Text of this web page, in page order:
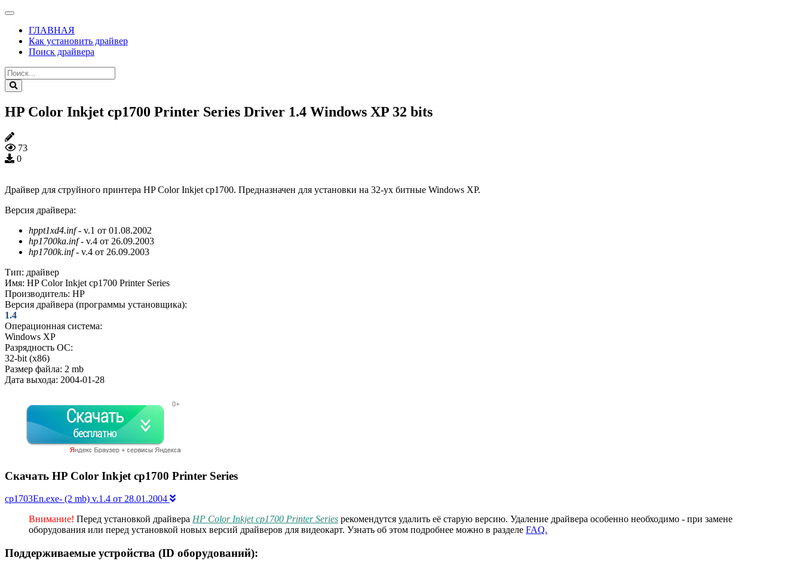
ГЛАВНАЯ
Как установить драйвер
Поиск драйвера
HP Color Inkjet cp1700 Printer Series Driver 1.4 Windows XP 32 bits
73
0
Драйвер для струйного принтера HP Color Inkjet cp1700. Предназначен для установки на 32-ух битные Windows XP.
Версия драйвера:
hppt1xd4.inf- v.1 от 01.08.2002
hp1700ka.inf- v.4 от 26.09.2003
hp1700k.inf- v.4 от 26.09.2003
Тип: драйвер
Имя: HP Color Inkjet cp1700 Printer Series
Производитель: HP
Версия драйвера (программы установщика):
1.4
Операционная система:
Windows XP
Разрядность ОС:
32-bit (x86)
Размер файла: 2 mb
Дата выхода: 2004-01-28
Скачать HP Color Inkjet cp1700 Printer Series
cp1703En.exe- (2 mb) v.1.4 от 28.01.2004
Внимание! Перед установкой драйвера HP Color Inkjet cp1700 Printer Series рекомендутся удалить её старую версию. Удаление драйвера особенно необходимо - при замене
оборудования или перед установкой новых версий драйверов для видеокарт. Узнать об этом подробнее можно в разделе FAQ.
Поддерживаемые устройства (ID оборудований):